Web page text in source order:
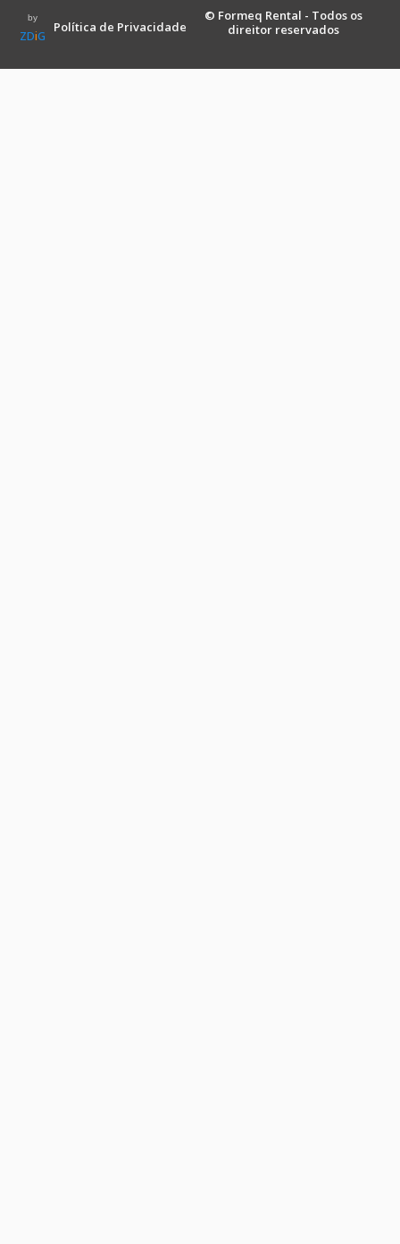
by
ZDiG
Política de Privacidade
© Formeq Rental - Todos os
direitor reservados